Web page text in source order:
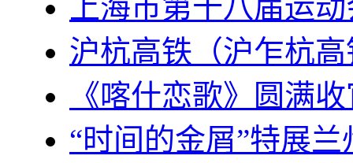
上海市第十八届运
沪杭高铁（沪乍杭
《喀什恋歌》圆满
“时间的金屑”特展